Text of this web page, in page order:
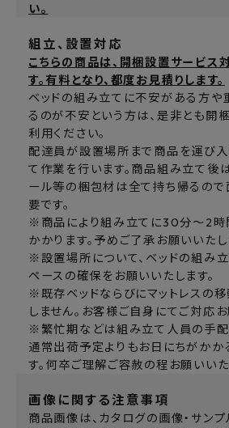
い。
組立、設置対応
こちらの商品は、開梱設置サービス
す。有料となり、都度お見積りします。
ベッドの組み立てに不安がある方や
るのが不安という方は、是非とも開
利用ください。
配達員が設置場所まで商品を運び入
て作業を行います。商品組み立て後
ール等の梱包材は全て持ち帰るので
要です。
※商品により組み立てに30分～2時
かかります。予めご了承お願いいたし
※設置場所について、ベッドの組み
ペースの確保をお願いいたします。
※既存ベッドならびにマットレスの
しません。お客様ご自身にてご対応お
※繁忙期などは組み立て人員の手配
通常出荷予定よりもお日にちがかか
す。何卒ご理解ご容赦の程お願いいた
画像に関する注意事項
商品画像は、カタログの画像・サン